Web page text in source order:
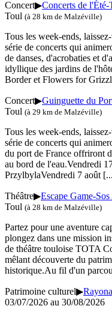
Concert▶Concerts de l'Été-
Toul (à 28 km de Malzéville)
Tous les week-ends,
série de concerts qui
de danses, d'acrobaties et
idyllique des jardins de
Border et Flowers for
Concert▶Guinguette du
Toul (à 29 km de Malzéville)
Tous les week-ends,
série de concerts qui
du port de France offriront
au bord de l'eau.Vendredi
PrzylbylaVendredi 7 août
Théâtre▶Escape Game-
Toul (à 28 km de Malzéville)
Partez pour une aventure
plongez dans une mission
de théâtre touloise TOTA
mêlant découverte du
historique.Au fil d'un
Patrimoine culturel▶
03/07/2026 au 30/08/2026